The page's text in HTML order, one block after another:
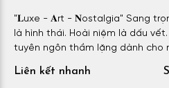
"𝐋uxe - 𝐀rt - 𝐍ostalgia" Sang
là hình thái. Hoài niệm là dấu
tuyên ngôn thầm lặng dành cho
Liên kết nhanh